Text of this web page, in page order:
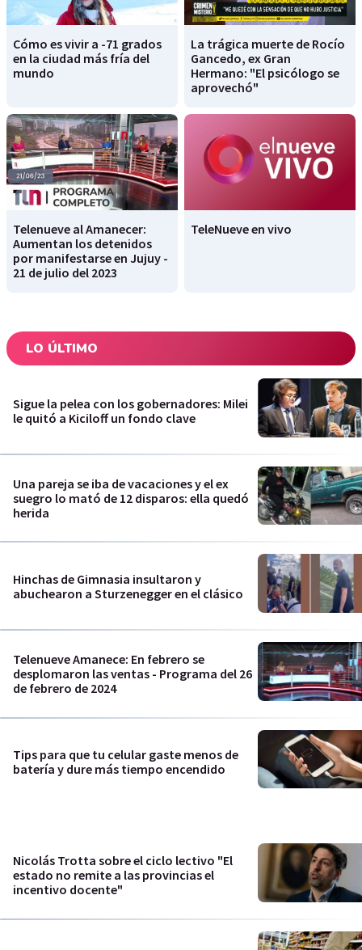
Cómo es vivir a -71 grados
en la ciudad más fría del
mundo
La trágica muerte de Rocío
Gancedo, ex Gran
Hermano: "El psicólogo se
aprovechó"
Telenueve al Amanecer:
Aumentan los detenidos
por manifestarse en Jujuy -
21 de julio del 2023
TeleNueve en vivo
LO ÚLTIMO
Sigue la pelea con los gobernadores: Milei
le quitó a Kiciloff un fondo clave
Una pareja se iba de vacaciones y el ex
suegro lo mató de 12 disparos: ella quedó
herida
Hinchas de Gimnasia insultaron y
abuchearon a Sturzenegger en el clásico
Telenueve Amanece: En febrero se
desplomaron las ventas - Programa del 26
de febrero de 2024
Tips para que tu celular gaste menos de
batería y dure más tiempo encendido
Nicolás Trotta sobre el ciclo lectivo "El
estado no remite a las provincias el
incentivo docente"